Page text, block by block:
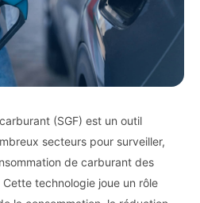
(SGF) est un outil
secteurs pour surveiller,
de carburant des
technologie joue un rôle